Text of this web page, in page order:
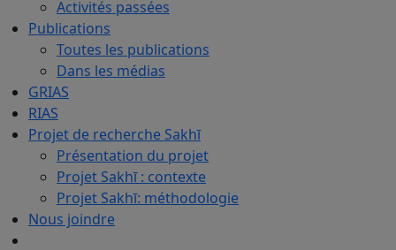
Activités passées
Publications
Toutes les publications
Dans les médias
GRIAS
RIAS
Projet de recherche Sakhī
Présentation du projet
Projet Sakhī : contexte
Projet Sakhī: méthodologie
Nous joindre